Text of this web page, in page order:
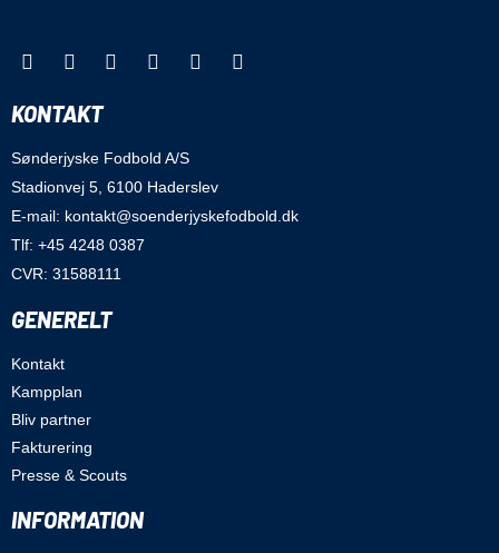
KONTAKT
Sønderjyske Fodbold A/S
Stadionvej 5, 6100 Haderslev
E-mail: kontakt@soenderjyskefodbold.dk
Tlf: +45 4248 0387
CVR: 31588111
GENERELT
Kontakt
Kampplan
Bliv partner
Fakturering
Presse & Scouts
INFORMATION